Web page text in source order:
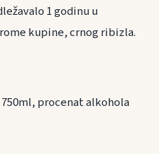
1 godinu u
kupine, crnog ribizla.
procenat alkohola